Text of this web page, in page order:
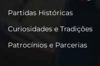
Partidas Históricas
Curiosidades e Tradições
Patrocínios e Parcerias